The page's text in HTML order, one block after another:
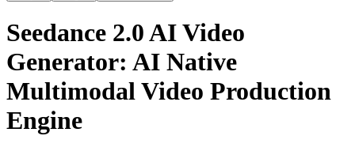
Seedance 2.0 AI Video
Generator: AI Native
Multimodal Video Production
Engine